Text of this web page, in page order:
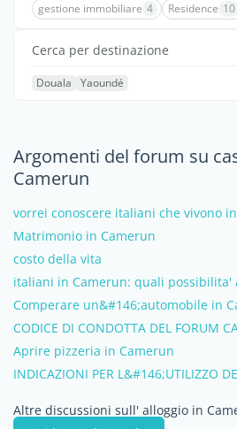
gestione immobiliare 4 Residence 10
Cerca per destinazione
Douala Yaoundé
Argomenti del forum su
Camerun
vorrei conoscere italiani che vivono
Matrimonio in Camerun
costo della vita
italiani in Camerun: quali possibilita'
Comperare un&#146;automobile in
CODICE DI CONDOTTA DEL FORUM
Aprire pizzeria in Camerun
INDICAZIONI PER L&#146;UTILIZZO
Altre discussioni sull' alloggio in